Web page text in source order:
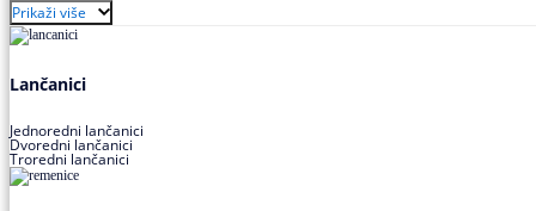
Prikaži više
Lančanici
Jednoredni lančanici
Dvoredni lančanici
Troredni lančanici